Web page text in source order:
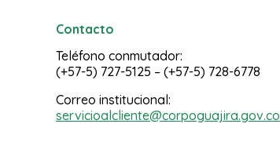
Contacto
Teléfono conmutador:
(+57-5) 727-5125 – (+57-5) 728-6778
Correo institucional:
servicioalcliente@corpoguajira.gov.co